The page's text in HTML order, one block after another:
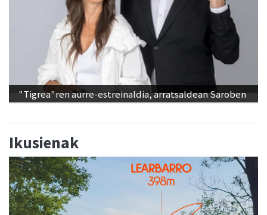
"Tigrea"ren aurre-estreinaldia, arratsaldean Saroben
Ikusienak